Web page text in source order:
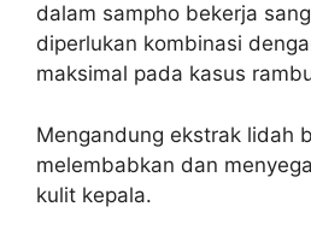
dalam sampho bekerja
diperlukan kombinasi
maksimal pada kasus
Mengandung ekstrak lidah
melembabkan dan
kulit kepala.